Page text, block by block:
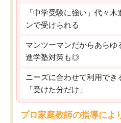
「中学受験に強い」代々
ンで受けられる
マンツーマンだからあらゆ
進学塾対策も◎
ニーズに合わせて利用でき
「受けた分だけ」
プロ家庭教師の指導によ